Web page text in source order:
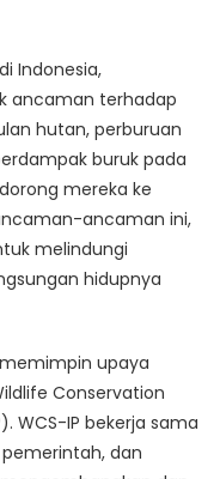
Indonesia,
ancaman terhadap
hutan, perburuan
buruk pada
mereka ke
ancaman ini,
melindungi
hidupnya
upaya
Conservation
WCS-IP bekerja sama
dan